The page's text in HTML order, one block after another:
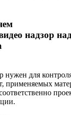
надзор
нужен для
применяемых